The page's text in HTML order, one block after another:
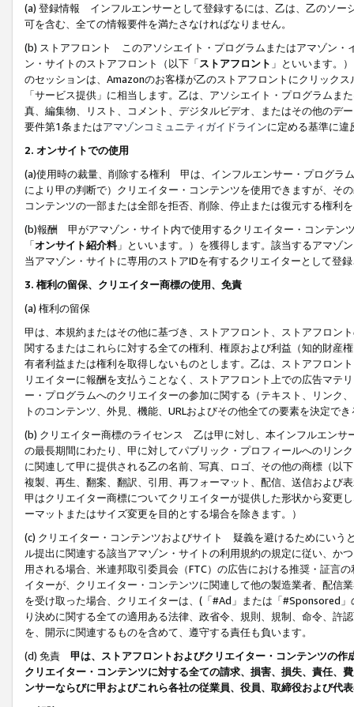
(a) 登録情報 インフルエンサーとして登録するには、乙は、乙のソー
可を含む、全ての情報要件を満たさなければなりません。
(b) ストアフロント このアソシエイト・プログラムまたはアマゾン・
ン・サイトのストアフロント（以下「ストアフロント 」といいます。
のセッションは、Amazonのお客様が乙のストアフロントにクリック
「サービス提供」に相当します。乙は、アソシエイト・プログラム
真、編集物、リスト、コメント、デジタルビデオ、またはその他のデ
要件第1条またはアマゾンコミュニティガイドラインに定める基準に違
2. オンサイトでの使用
(a)使用時の裁量、削除する権利 甲は、インフルエンサー・プログラ
により甲の判断で）クリエイター・コンテンツを使用できますが、そ
コンテンツの一部または全部を拒否、削除、停止または復元する権利
(b)報酬 甲がアマゾン・サイト内で使用するクリエイター・コンテン
「オンサイト紹介料」といいます。）を獲得します。該当するアマゾ
当アマゾン・サイトに専用のストアIDを有するクリエイターとして登
3. 権利の留保、クリエイター商標の使用、免責
(a) 権利の留保
甲は、本規約またはその他に基づき、ストアフロント、ストアフロン
関するまたはこれらに対する全ての権利、権原および利益（知的財産
有者利益または権利を取得しないものとします。乙は、ストアフロン
リエイターに報酬を支払うことなく、ストアフロント上での広告マテ
ー・プログラムへのクリエイターの参加に関する（テキスト、リンク
トのコンテンツ、外見、機能、URLおよびその他全ての要素を決定で
(b) クリエイター商標のライセンス 乙は甲に対し、本インフルエンサ
の最長期間にわたり、甲に対してパブリック・プロフィールへのリン
に関連して甲に提供される乙の名前、写真、ロゴ、その他の商標（以
複製、再生、翻案、翻訳、引用、再フォーマット、配信、送信および
甲はクリエイター商標についてクリエイターが提供した形状から変更
ーマットまたはサイズ変更を目的とする場合を除きます。）
(c) クリエイター・コンテンツおよびサイト 疑義を避けるためにいう
ル提出に関連する該当アマゾン・サイトの利用規約の規定に従い、か
用される場合、米連邦取引委員会（FTC）の広告における推奨・証言
イターが、クリエイター・コンテンツに関連して他の製造業者、配信
を受け取った場合、クリエイターは、(「#Ad」または「#Sponsored
り決めに関する全ての適用ある法律、政省令、規則、規制、命令、許
を、開示に関連するものを含めて、遵守する責任も負います。
(d) 免責 甲は、ストアフロントおよびクリエイター・コンテンツの
クリエイター・コンテンツに対する全ての請求、損害、損失、責任、
ンサーならびに甲およびこれら各社の従業員、役員、取締役および代